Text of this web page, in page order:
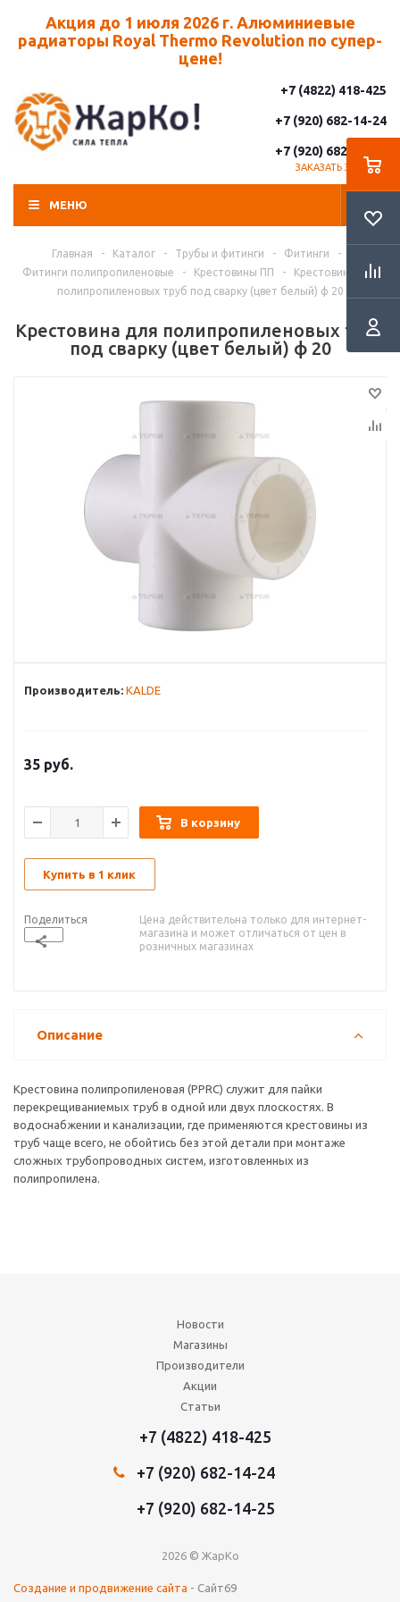
Акция до 1 июля 2026 г. Алюминиевые
радиаторы Royal Thermo Revolution по супер-
цене!
+7 (4822) 418-425
+7 (920) 682-14-24
+7 (920) 682-14-25
ЗАКАЗАТЬ ЗВОНОК
МЕНЮ
Главная - Каталог - Трубы и фитинги - Фитинги
-
Фитинги полипропиленовые
- Крестовины ПП -
Крестовина для
полипропиленовых труб под сварку (цвет белый) ф 20
Крестовина для полипропиленовых труб
под сварку (цвет белый) ф 20
Производитель: KALDE
35 руб.
В корзину
Купить в 1 клик
Поделиться
Цена действительна только для интернет-
магазина и может отличаться от цен в
розничных магазинах
Описание
Крестовина полипропиленовая (PPRC) служит для пайки
перекрещиваниемых труб в одной или двух плоскостях. В
водоснабжении и канализации, где применяются крестовины из
труб чаще всего, не обойтись без этой детали при монтаже
сложных трубопроводных систем, изготовленных из
полипропилена.
Новости
Магазины
Производители
Акции
Статьи
+7 (4822) 418-425
+7 (920) 682-14-24
+7 (920) 682-14-25
2026 © ЖарКо
Создание и продвижение сайта - Сайт69